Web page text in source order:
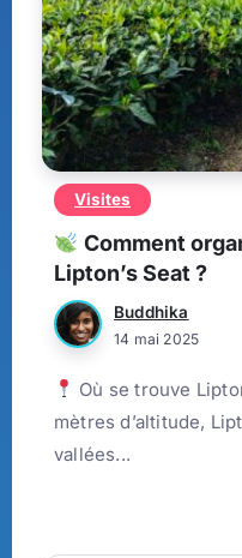
Visites
Comment
Lipton’s Seat ?
Buddhika
14 mai 2025
Où se trouve
mètres d’altitude,
vallées...